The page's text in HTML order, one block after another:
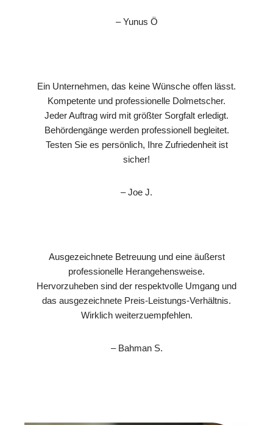
– Yunus Ö
Ein Unternehmen, das keine Wünsche offen lässt.
Kompetente und professionelle Dolmetscher.
Jeder Auftrag wird mit größter Sorgfalt erledigt.
Behördengänge werden professionell begleitet.
Testen Sie es persönlich, Ihre Zufriedenheit ist
sicher!
– Joe J.
Ausgezeichnete Betreuung und eine äußerst
professionelle Herangehensweise.
Hervorzuheben sind der respektvolle Umgang und
das ausgezeichnete Preis-Leistungs-Verhältnis.
Wirklich weiterzuempfehlen.
– Bahman S.